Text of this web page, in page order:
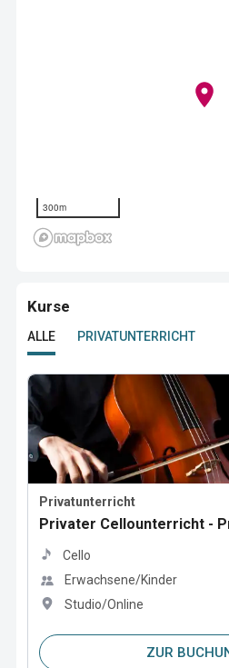
300m
Kurse
ALLE PRIVATUNTERRICHT
Privatunterricht
Privater Cellounterricht -
Cello
Erwachsene/Kinder
Studio/Online
ZUR